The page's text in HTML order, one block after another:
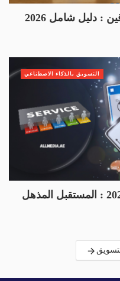
التسويق بالذكاء الاصطناعي